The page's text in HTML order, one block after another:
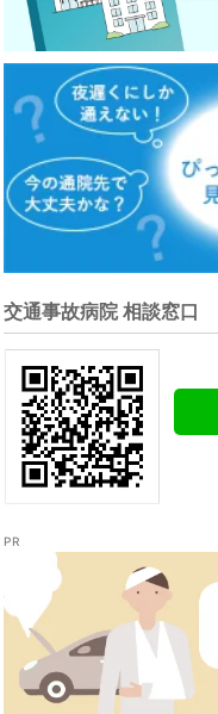
交通事故病院 相談窓口